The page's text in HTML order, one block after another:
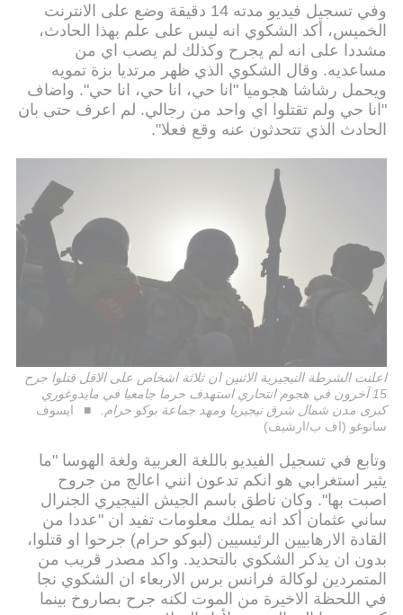
وفي تسجيل فيديو مدته 14 دقيقة وضع على الانترنت
الخميس، أكد الشكوي انه ليس على علم بهذا الحادث،
مشددا على انه لم يجرح وكذلك لم يصب اي من
مساعديه. وقال الشكوي الذي ظهر مرتديا بزة تمويه
ويحمل رشاشا هجوميا "انا حي، انا حي، انا حي". واضاف
"انا حي ولم تقتلوا اي واحد من رجالي. لم اعرف حتى بان
الحادث الذي تتحدثون عنه وقع فعلا".
اعلنت الشرطة النيجيرية الاثنين ان ثلاثة اشخاص على الاقل قتلوا جرح
15 آخرون في هجوم انتحاري استهدف حرما جامعيا في مايدوغوري
كبرى مدن شمال شرق نيجيريا ومهد جماعة بوكو حرام.
ايسوف
سانوغو (اف ب/ارشيف)
وتابع في تسجيل الفيديو باللغة العربية ولغة الهوسا "ما
يثير استغرابي هو انكم تدعون انني اعالج من جروح
اصبت بها". وكان ناطق باسم الجيش النيجيري الجنرال
ساني عثمان أكد انه يملك معلومات تفيد ان "عددا من
القادة الارهابيين الرئيسيين (لبوكو حرام) جرحوا او قتلوا،
بدون ان يذكر الشكوي بالتحديد. واكد مصدر قريب من
المتمردين لوكالة فرانس برس الاربعاء ان الشكوي نجا
في اللحظة الاخيرة من الموت لكنه جرح بصاروخ بينما